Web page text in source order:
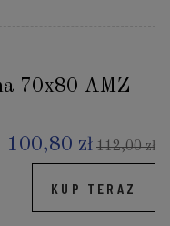
70x80 AMZ
100,80 zł 112,00 zł
KUP TERAZ